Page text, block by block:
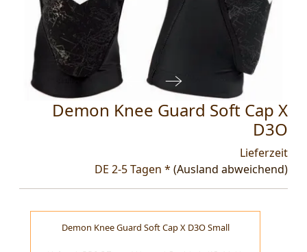
Demon Knee Guard Soft Cap X
D3O
Lieferzeit
DE 2-5 Tagen * (Ausland abweichend)
Demon Knee Guard Soft Cap X D3O Small